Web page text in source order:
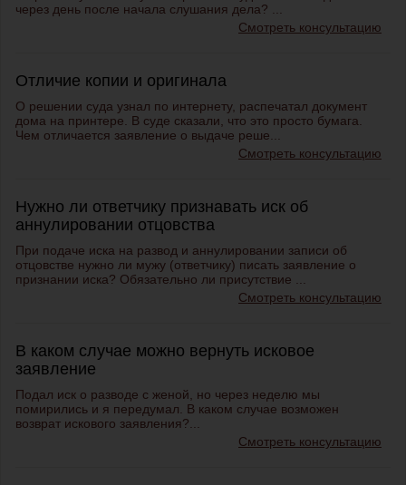
через день после начала слушания дела? ...
Смотреть консультацию
Отличие копии и оригинала
О решении суда узнал по интернету, распечатал документ
дома на принтере. В суде сказали, что это просто бумага.
Чем отличается заявление о выдаче реше...
Смотреть консультацию
Нужно ли ответчику признавать иск об
аннулировании отцовства
При подаче иска на развод и аннулировании записи об
отцовстве нужно ли мужу (ответчику) писать заявление о
признании иска? Обязательно ли присутствие ...
Смотреть консультацию
В каком случае можно вернуть исковое
заявление
Подал иск о разводе с женой, но через неделю мы
помирились и я передумал. В каком случае возможен
возврат искового заявления?...
Смотреть консультацию